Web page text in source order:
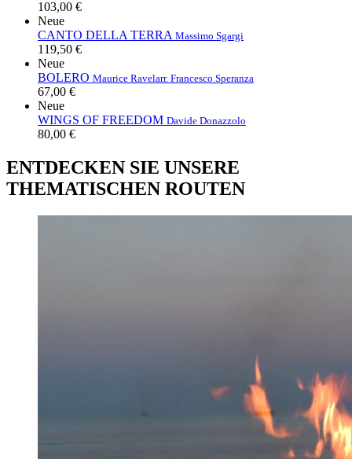
103,00 €
Neue
CANTO DELLA TERRA Massimo Sgargi
119,50 €
Neue
BOLERO Maurice Ravelarr. Francesco Speranza
67,00 €
Neue
WINGS OF FREEDOM Davide Donazzolo
80,00 €
ENTDECKEN SIE UNSERE
THEMATISCHEN ROUTEN